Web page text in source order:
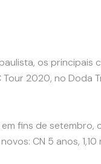
os principais
2020, no Doda
fins de setembro,
CN 5 anos, 1,10